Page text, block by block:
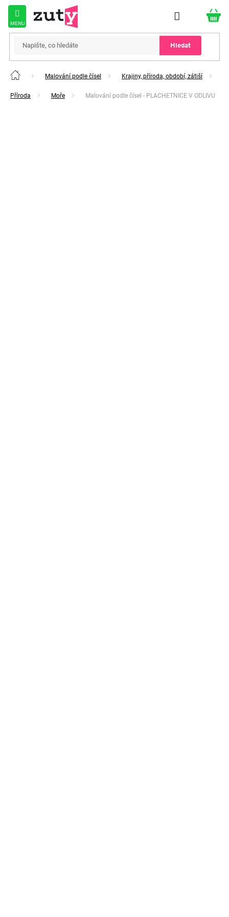
Přejít
obsah
Hledat
Domů Malování podle čísel Krajiny, příroda, období, zátiší
Příroda Moře Malování podle čísel - PLACHETNICE V ODLIVU